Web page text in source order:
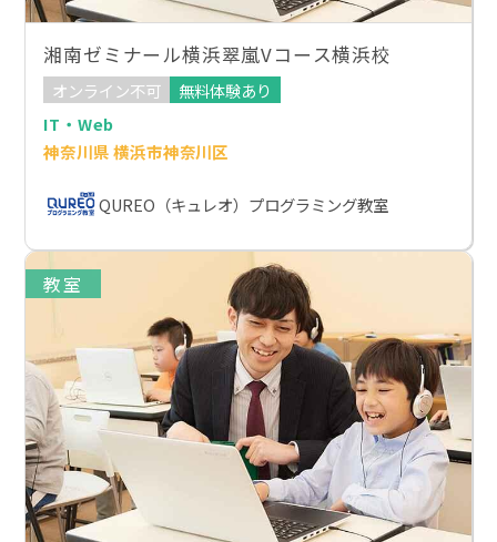
湘南ゼミナール横浜翠嵐Vコース横浜校
オンライン不可
無料体験あり
IT・Web
神奈川県 横浜市神奈川区
QUREO（キュレオ）プログラミング教室
教室